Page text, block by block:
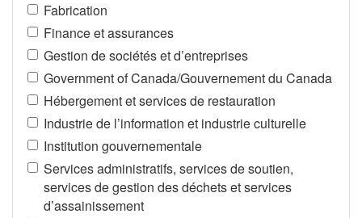
Fabrication
Finance et assurances
Gestion de sociétés et d’entreprises
Government of Canada/Gouvernement du Canada
Hébergement et services de restauration
Industrie de l’information et industrie culturelle
Institution gouvernementale
Services administratifs, services de soutien,
services de gestion des déchets et services
d’assainissement